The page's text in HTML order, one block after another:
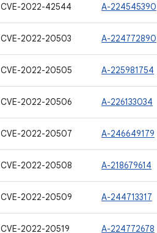
CVE-2022-42544 A-224545390
CVE-2022-20503 A-224772890
CVE-2022-20505 A-225981754
CVE-2022-20506 A-226133034
CVE-2022-20507 A-246649179
CVE-2022-20508 A-218679614
CVE-2022-20509 A-244713317
CVE-2022-20519 A-224772678